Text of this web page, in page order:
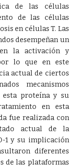
de las células
de las células
en células T. Las
desempeñan un
la activación y
lo que en este
actual de ciertos
mecanismos
esta proteína y su
en esta
fue realizada con
actual de la
1 y su implicación
diferentes
de las plataformas